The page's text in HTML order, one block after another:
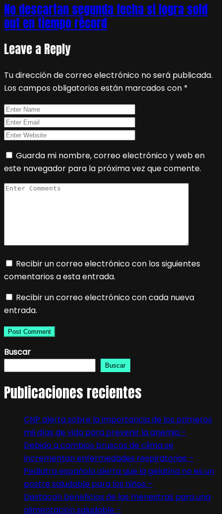
No descartan segunda fecha si logra sold
out en tiempo récord
Leave a Reply
Tu dirección de correo electrónico no será publicada.
Los campos obligatorios están marcados con *
Guarda mi nombre, correo electrónico y web en
este navegador para la próxima vez que comente.
Recibir un correo electrónico con los siguientes
comentarios a esta entrada.
Recibir un correo electrónico con cada nueva
entrada.
Buscar
Buscar
Publicaciones recientes
CNP alerta sobre la importancia de los primeros
mil días de vida para prevenir la anemia –
Debido a cambios bruscos de clima se
incrementan enfermedades respiratorias –
Pediatra española alerta que la gelatina no es un
postre saludable para los niños –
Destacan beneficios de las menestras para una
alimentación saludable –